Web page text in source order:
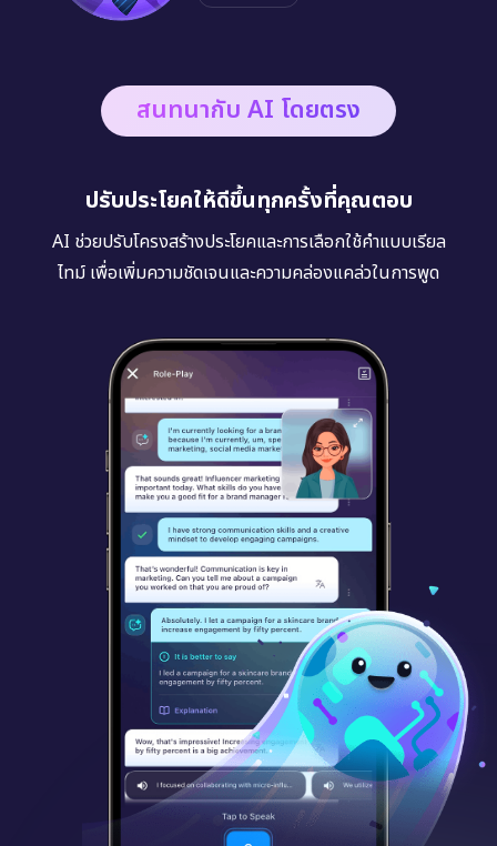
สนทนากับ AI โดยตรง
ปรับประโยคให้ดีขึ้นทุกครั้งที่คุณตอบ
AI ช่วยปรับโครงสร้างประโยคและการเลือกใช้คำแบบเรียล
ไทม์ เพื่อเพิ่มความชัดเจนและความคล่องแคล่วในการพูด